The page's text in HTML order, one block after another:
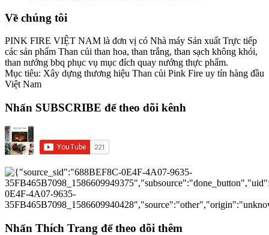
Về chúng tôi
PINK FIRE VIỆT NAM là đơn vị có Nhà máy Sản xuất Trực tiếp
các sản phẩm Than củi than hoa, than trắng, than sạch không khói,
than nướng bbq phục vụ mục đích quay nướng thực phẩm.
Mục tiêu: Xây dựng thương hiệu Than củi Pink Fire uy tín hàng đầu
Việt Nam
Nhấn SUBSCRIBE để theo dõi kênh
Nhấn Thích Trang để theo dõi thêm